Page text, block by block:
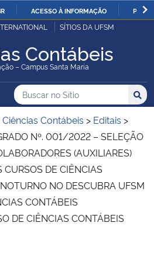
IR
O
ACESSO À INFORMAÇÃO
Pública
SÍTIOS DA UFSM
Contábeis
– Campus Santa Maria
do Sítio
Busca
Buscar no no Sítio
Busca:
Ciências Contábeis > Editais >
Nº. 001/2022 – SELEÇÃO
(AUXILIARES)
CURSOS DE CIÊNCIAS
NO DESCUBRA UFSM
CONTÁBEIS
DE CIÊNCIAS CONTÁBEIS